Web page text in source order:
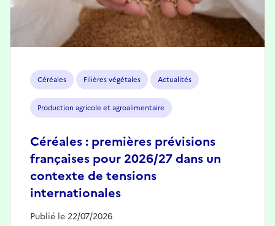
Céréales Filières végétales Actualités
Production agricole et agroalimentaire
Céréales : premières prévisions
françaises pour 2026/27 dans un
contexte de tensions
internationales
Publié le 22/07/2026